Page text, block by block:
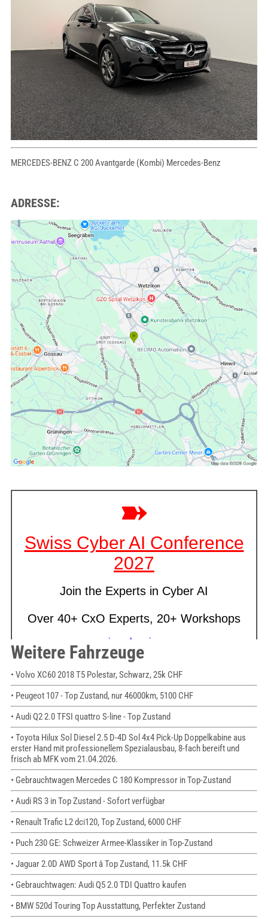
MERCEDES-BENZ C 200 Avantgarde (Kombi) Mercedes-Benz
ADRESSE:
Weitere Fahrzeuge
• Volvo XC60 2018 T5 Polestar, Schwarz, 25k CHF
• Peugeot 107 - Top Zustand, nur 46000km, 5100 CHF
• Audi Q2 2.0 TFSI quattro S-line - Top Zustand
• Toyota Hilux Sol Diesel 2.5 D-4D Sol 4x4 Pick-Up Doppelkabine aus
erster Hand mit professionellem Spezialausbau, 8-fach bereift und
frisch ab MFK vom 21.04.2026.
• Gebrauchtwagen Mercedes C 180 Kompressor in Top-Zustand
• Audi RS 3 in Top Zustand - Sofort verfügbar
• Renault Trafic L2 dci120, Top Zustand, 6000 CHF
• Puch 230 GE: Schweizer Armee-Klassiker in Top-Zustand
• Jaguar 2.0D AWD Sport â Top Zustand, 11.5k CHF
• Gebrauchtwagen: Audi Q5 2.0 TDI Quattro kaufen
• BMW 520d Touring Top Ausstattung, Perfekter Zustand